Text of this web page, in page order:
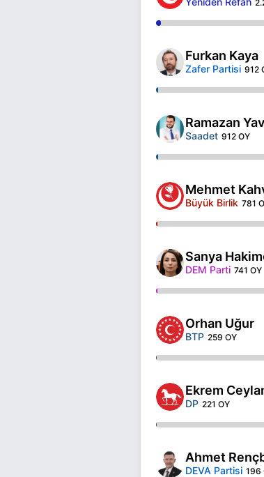
Furkan Kaya
Zafer Partisi 912
Ramazan
Saadet 912 OY
Mehmet
Büyük Birlik 781
Sanya
DEM Parti 741 OY
Orhan Uğur
BTP 259 OY
Ekrem
DP 221 OY
Ahmet
DEVA Partisi 196